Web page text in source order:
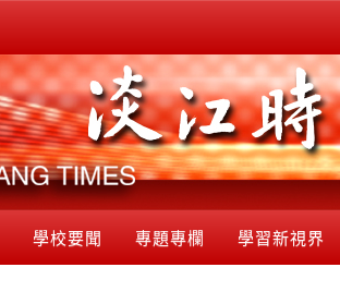
學校要聞 專題專欄 學習新視界